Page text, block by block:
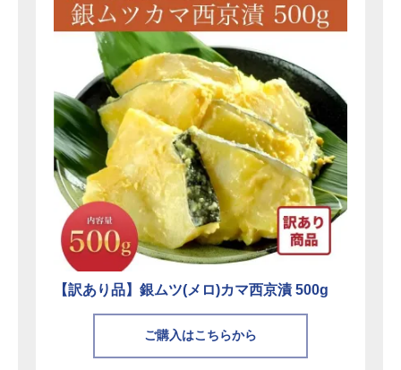
【訳あり品】銀ムツ(メロ)カマ西京漬 500g
ご購入はこちらから